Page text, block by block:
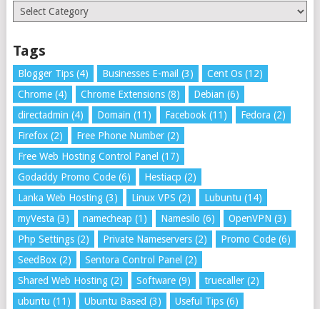
Categories
Tags
Blogger Tips(4) Businesses E-mail (3) Cent Os(12)
Chrome(4) Chrome Extensions(8) Debian (6)
directadmin (4) Domain (11) Facebook (11) Fedora (2)
Firefox(2) Free Phone Number(2)
Free Web Hosting Control Panel (17)
Godaddy Promo Code(6) Hestiacp (2)
Lanka Web Hosting(3) Linux VPS (2) Lubuntu (14)
myVesta (3) namecheap (1) Namesilo (6) OpenVPN (3)
Php Settings(2) Private Nameservers(2) Promo Code(6)
SeedBox(2) Sentora Control Panel (2)
Shared Web Hosting(2) Software(9) truecaller(2)
ubuntu (11) Ubuntu Based (3) Useful Tips(6)